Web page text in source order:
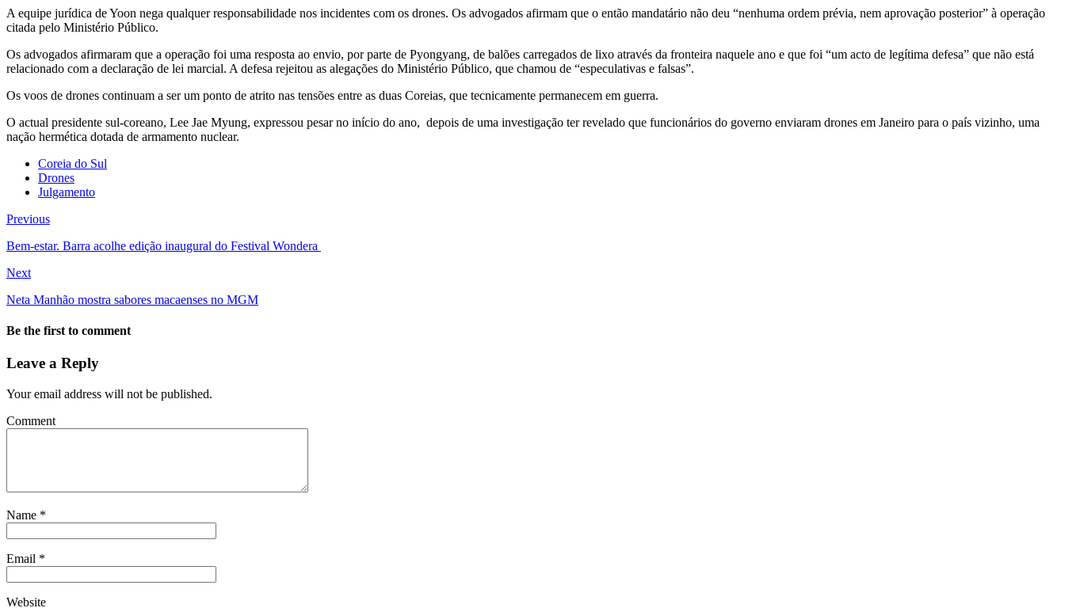
A equipe jurídica de Yoon nega qualquer responsabilidade nos incidentes com os drones. Os advogados afirmam que o então mandatário não deu “nenhuma ordem prévia, nem aprovação posterior” à operação
citada pelo Ministério Público.
Os advogados afirmaram que a operação foi uma resposta ao envio, por parte de Pyongyang, de balões carregados de lixo através da fronteira naquele ano e que foi “um acto de legítima defesa” que não está
relacionado com a declaração de lei marcial. A defesa rejeitou as alegações do Ministério Público, que chamou de “especulativas e falsas”.
Os voos de drones continuam a ser um ponto de atrito nas tensões entre as duas Coreias, que tecnicamente permanecem em guerra.
O actual presidente sul-coreano, Lee Jae Myung, expressou pesar no início do ano, depois de uma investigação ter revelado que funcionários do governo enviaram drones em Janeiro para o país vizinho, uma
nação hermética dotada de armamento nuclear.
Coreia do Sul
Drones
Julgamento
Previous
Bem-estar. Barra acolhe edição inaugural do Festival Wondera
Next
Neta Manhão mostra sabores macaenses no MGM
Be the first to comment
Leave a Reply
Your email address will not be published.
Comment
Name *
Email *
Website